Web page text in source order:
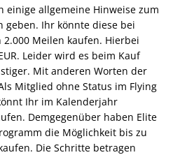
einige allgemeine Hinweise zum
geben. Ihr könnte diese bei
Meilen kaufen. Hierbei
Leider wird es beim Kauf
Mit anderen Worten der
Mitglied ohne Status im Flying
Ihr im Kalenderjahr
Demgegenüber haben Elite
die Möglichkeit bis zu
Die Schritte betragen